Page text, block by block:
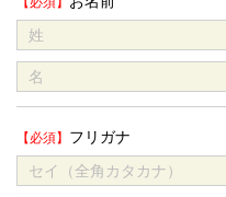
フリガナ